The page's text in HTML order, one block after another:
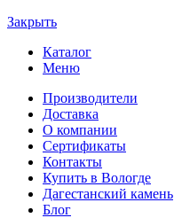
Закрыть
Каталог
Меню
Производители
Доставка
О компании
Сертификаты
Контакты
Купить в Вологде
Дагестанский камень
Блог